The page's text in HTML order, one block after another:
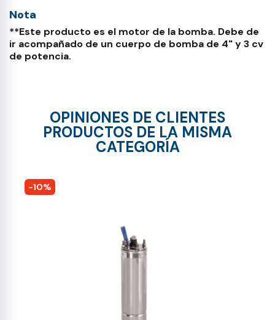
Nota
**Este producto es el motor de la bomba. Debe de
ir acompañado de un cuerpo de bomba de 4" y 3 cv
de potencia.
OPINIONES DE CLIENTES
PRODUCTOS DE LA MISMA
CATEGORÍA
-10%